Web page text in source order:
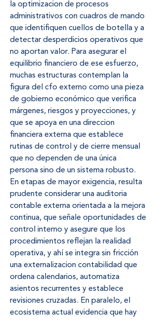
la optimizacion de procesos
administrativos con cuadros de mando
que identifiquen cuellos de botella y a
detectar desperdicios operativos que
no aportan valor. Para asegurar el
equilibrio financiero de ese esfuerzo,
muchas estructuras contemplan la
figura del cfo externo como una pieza
de gobierno económico que verifica
márgenes, riesgos y proyecciones, y
que se apoya en una direccion
financiera externa que establece
rutinas de control y de cierre mensual
que no dependen de una única
persona sino de un sistema robusto.
En etapas de mayor exigencia, resulta
prudente considerar una auditoria
contable externa orientada a la mejora
continua, que señale oportunidades de
control interno y asegure que los
procedimientos reflejan la realidad
operativa, y ahí se integra sin fricción
una externalizacion contabilidad que
ordena calendarios, automatiza
asientos recurrentes y establece
revisiones cruzadas. En paralelo, el
ecosistema actual evidencia que hay